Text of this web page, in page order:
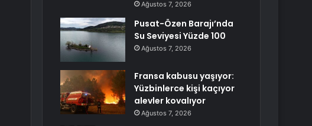
Ağustos 7, 2026
Pusat-Özen Barajı’nda
Su Seviyesi Yüzde 100
Ağustos 7, 2026
Fransa kabusu yaşıyor:
Yüzbinlerce kişi kaçıyor
alevler kovalıyor
Ağustos 7, 2026